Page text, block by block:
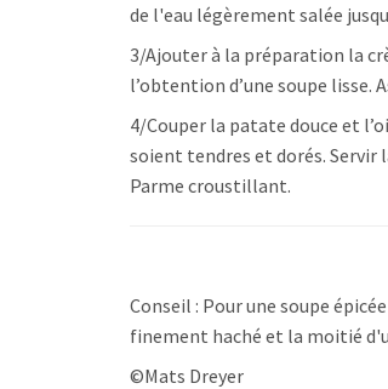
de l'eau légèrement salée
3/Ajouter à la préparation la
l’obtention d’une soupe lisse.
4/Couper la patate douce et
soient tendres et dorés. Servir
Parme croustillant.
Conseil : Pour une soupe
finement haché et la moitié
©Mats Dreyer